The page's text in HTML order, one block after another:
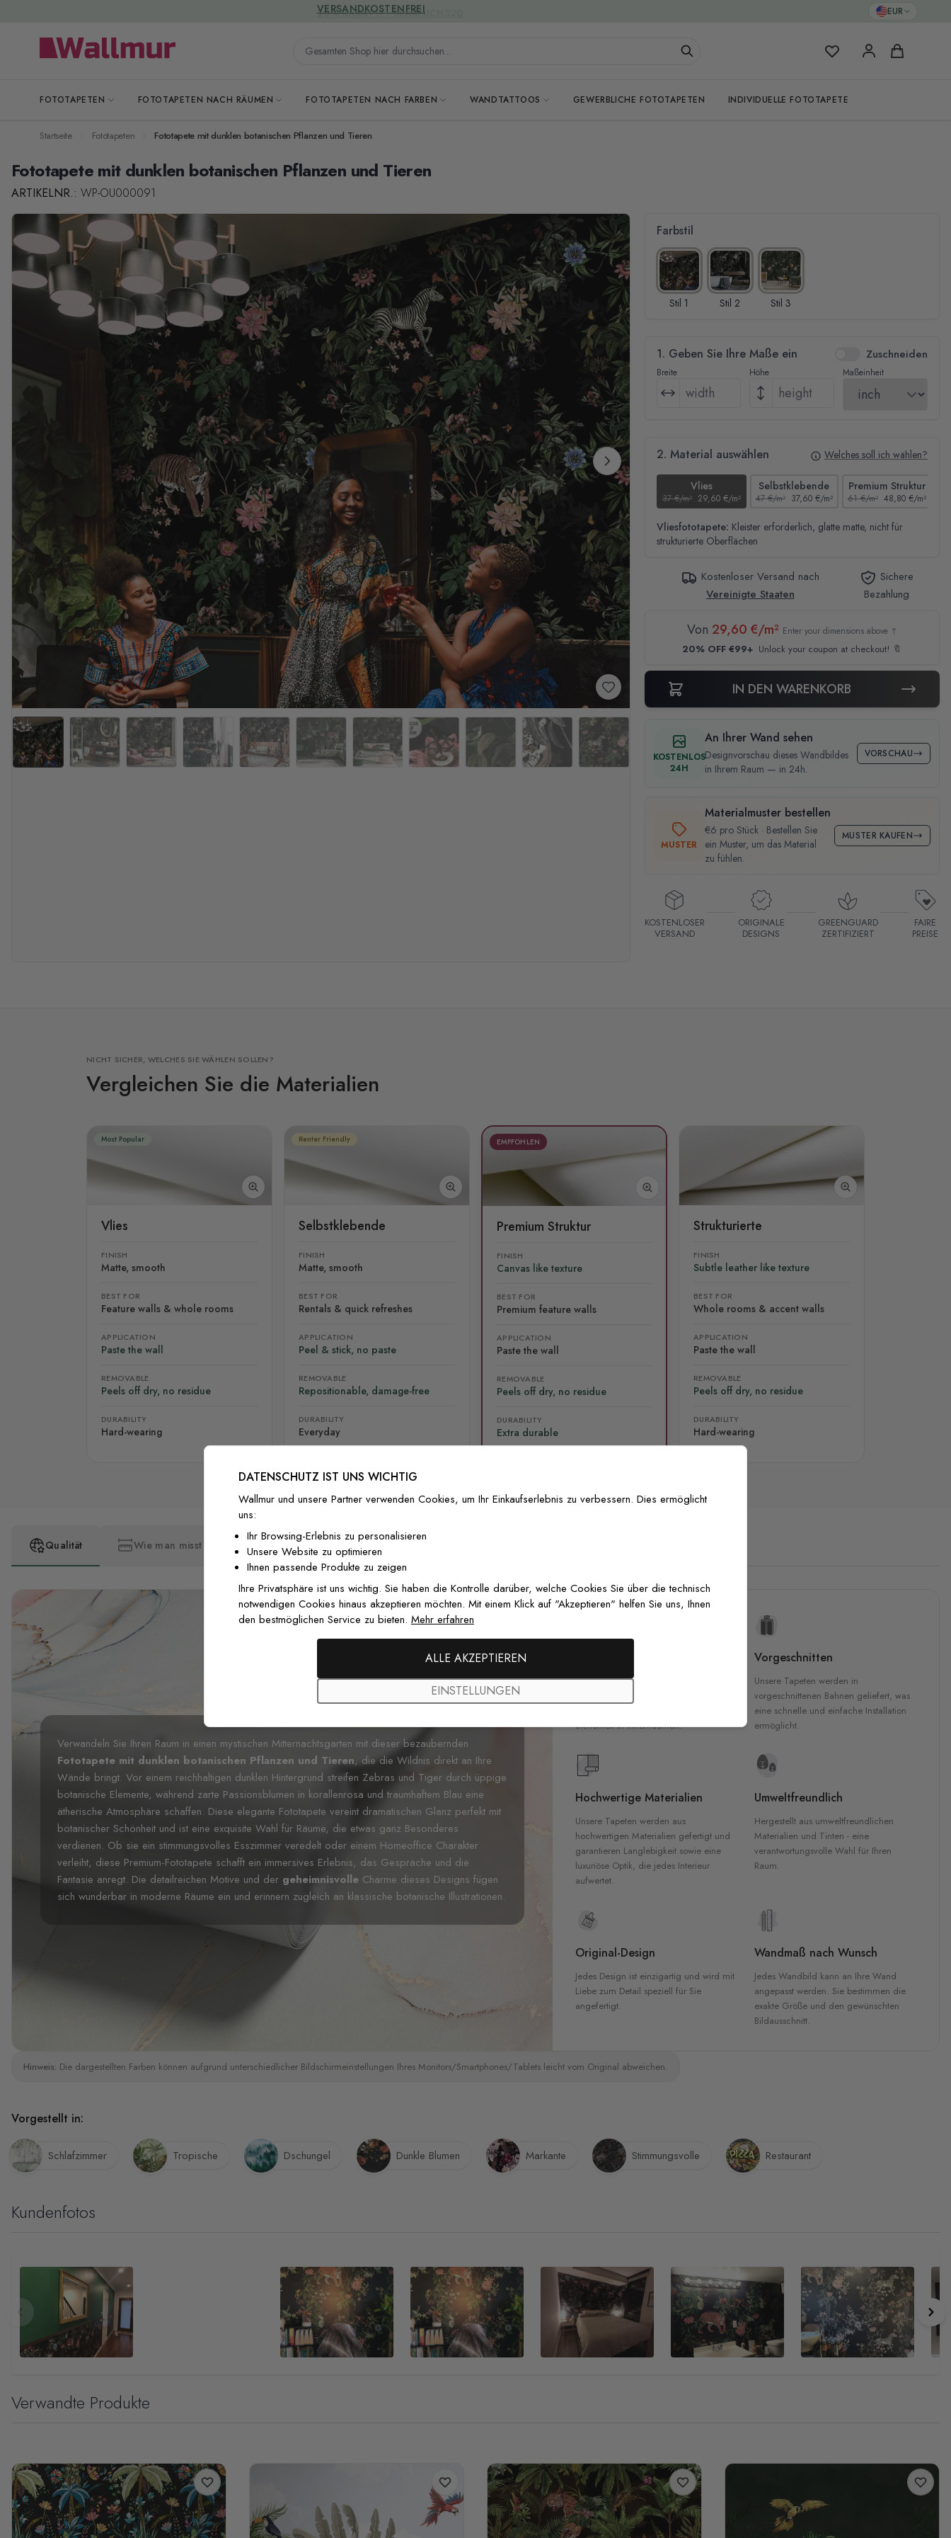
EUR
Gesamten Shop hier durchsuchen... Meine FavoritenWarenkorb
FOTOTAPETEN FOTOTAPETEN NACH RÄUMEN FOTOTAPETEN NACH FARBEN WANDTATTOOS GEWERBLICHE FOTOTAPETEN INDIVIDUELLE FOTOTAPETE
VERSANDKOSTENFREI
Startseite Fototapeten Fototapete mit dunklen botanischen Pflanzen und Tieren
Fototapete mit dunklen botanischen Pflanzen und Tieren
ARTIKELNR.: WP-OU000091
Farbstil
Stil 1 Stil 2 Stil 3
1. Geben Sie Ihre Maße ein Zuschneiden
Breite Höhe Maßeinheit
2. Material auswählen Welches soll ich wählen?
Vlies
37 €/m² 29,60 €/m²
Selbstklebende
47 €/m² 37,60 €/m²
Premium Struktur
61 €/m² 48,80 €/m²
Vliesfototapete: Kleister erforderlich, glatte matte, nicht für
strukturierte Oberflächen
Kostenloser Versand nach
Vereinigte Staaten
Sichere
Bezahlung
Von 29,60 €/m² Enter your dimensions above ↑
20% OFF €99+ Unlock your coupon at checkout! 🔖
IN DEN WARENKORB
KOSTENLOS
24H
An Ihrer Wand sehen
Designvorschau dieses Wandbildes
in Ihrem Raum — in 24h.
VORSCHAU
MUSTER
Materialmuster bestellen
€6 pro Stück · Bestellen Sie
ein Muster, um das Material
zu fühlen.
MUSTER KAUFEN
KOSTENLOSER
VERSAND
ORIGINALE
DESIGNS
GREENGUARD
ZERTIFIZIERT
FAIRE
PREISE
NICHT SICHER, WELCHES SIE WÄHLEN SOLLEN?
Vergleichen Sie die Materialien
Most Popular
Vlies
FINISH
Matte, smooth
BEST FOR
Feature walls & whole rooms
APPLICATION
Paste the wall
REMOVABLE
Peels off dry, no residue
DURABILITY
Hard-wearing
Renter Friendly
Selbstklebende
FINISH
Matte, smooth
BEST FOR
Rentals & quick refreshes
APPLICATION
Peel & stick, no paste
REMOVABLE
Repositionable, damage-free
DURABILITY
Everyday
EMPFOHLEN
Premium Struktur
FINISH
Canvas like texture
BEST FOR
Premium feature walls
APPLICATION
Paste the wall
REMOVABLE
Peels off dry, no residue
DURABILITY
Extra durable
Strukturierte
FINISH
Subtle leather like texture
BEST FOR
Whole rooms & accent walls
APPLICATION
Paste the wall
REMOVABLE
Peels off dry, no residue
DURABILITY
Hard-wearing
Qualität Wie man misst Wie man installiert
Verwandeln Sie Ihren Raum in einen mystischen Mitternachtsgarten mit dieser bezaubernden
Fototapete mit dunklen botanischen Pflanzen und Tieren, die die Wildnis direkt an Ihre
Wände bringt. Vor einem reichhaltigen dunklen Hintergrund streifen Zebras und Tiger durch üppige
botanische Elemente, während zarte Passionsblumen in korallenrosa und traumhaftem Blau eine
ätherische Atmosphäre schaffen. Diese elegante Fototapete vereint dramatischen Glanz perfekt mit
botanischer Schönheit und ist eine exquisite Wahl für Räume, die etwas ganz Besonderes
verdienen. Ob sie ein stimmungsvolles Esszimmer veredelt oder einem Homeoffice Charakter
verleiht, diese Premium-Fototapete schafft ein immersives Erlebnis, das Gespräche und die
Fantasie anregt. Die detailreichen Motive und der geheimnisvolle Charme dieses Designs fügen
sich wunderbar in moderne Räume ein und erinnern zugleich an klassische botanische Illustrationen.
Außergewöhnliche Druckqualität.
Sicherheit in Innenräumen.
Vorgeschnitten
Unsere Tapeten werden in
vorgeschnittenen Bahnen geliefert, was
eine schnelle und einfache Installation
ermöglicht.
Hochwertige Materialien
Unsere Tapeten werden aus
hochwertigen Materialien gefertigt und
garantieren Langlebigkeit sowie eine
luxuriöse Optik, die jedes Interieur
aufwertet.
Umweltfreundlich
Hergestellt aus umweltfreundlichen
Materialien und Tinten - eine
verantwortungsvolle Wahl für Ihren
Raum.
Original-Design
Jedes Design ist einzigartig und wird mit
Liebe zum Detail speziell für Sie
angefertigt.
Wandmaß nach Wunsch
Jedes Wandbild kann an Ihre Wand
angepasst werden. Sie bestimmen die
exakte Größe und den gewünschten
Bildausschnitt.
Hinweis: Die dargestellten Farben können aufgrund unterschiedlicher Bildschirmeinstellungen Ihres Monitors/Smartphones/Tablets leicht vom Original abweichen.
Vorgestellt in:
Schlafzimmer Tropische Dschungel Dunkle Blumen Markante Stimmungsvolle Restaurant
Kundenfotos
Verwandte Produkte
DATENSCHUTZ IST UNS WICHTIG
Wallmur und unsere Partner verwenden Cookies, um Ihr Einkaufserlebnis zu verbessern. Dies ermöglicht
uns:
Ihr Browsing-Erlebnis zu personalisieren
Unsere Website zu optimieren
Ihnen passende Produkte zu zeigen
Ihre Privatsphäre ist uns wichtig. Sie haben die Kontrolle darüber, welche Cookies Sie über die technisch
notwendigen Cookies hinaus akzeptieren möchten. Mit einem Klick auf "Akzeptieren" helfen Sie uns, Ihnen
den bestmöglichen Service zu bieten. Mehr erfahren
ALLE AKZEPTIEREN
EINSTELLUNGEN